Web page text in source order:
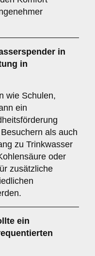
in
in
wie Schulen,
ein
als auch
zu Trinkwasser
oder
zusätzliche
ein